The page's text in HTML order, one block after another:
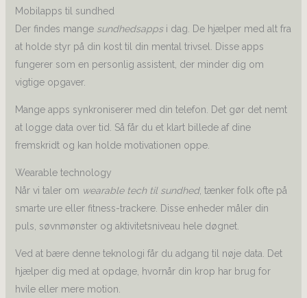
Mobilapps til sundhed
Der findes mange sundhedsappsi dag. De hjælper med alt fra
at holde styr på din kost til din mental trivsel. Disse apps
fungerer som en personlig assistent, der minder dig om
vigtige opgaver.
Mange apps synkroniserer med din telefon. Det gør det nemt
at logge data over tid. Så får du et klart billede af dine
fremskridt og kan holde motivationen oppe.
Wearable technology
Når vi taler om wearable tech til sundhed, tænker folk ofte på
smarte ure eller fitness-trackere. Disse enheder måler din
puls, søvnmønster og aktivitetsniveau hele døgnet.
Ved at bære denne teknologi får du adgang til nøje data. Det
hjælper dig med at opdage, hvornår din krop har brug for
hvile eller mere motion.